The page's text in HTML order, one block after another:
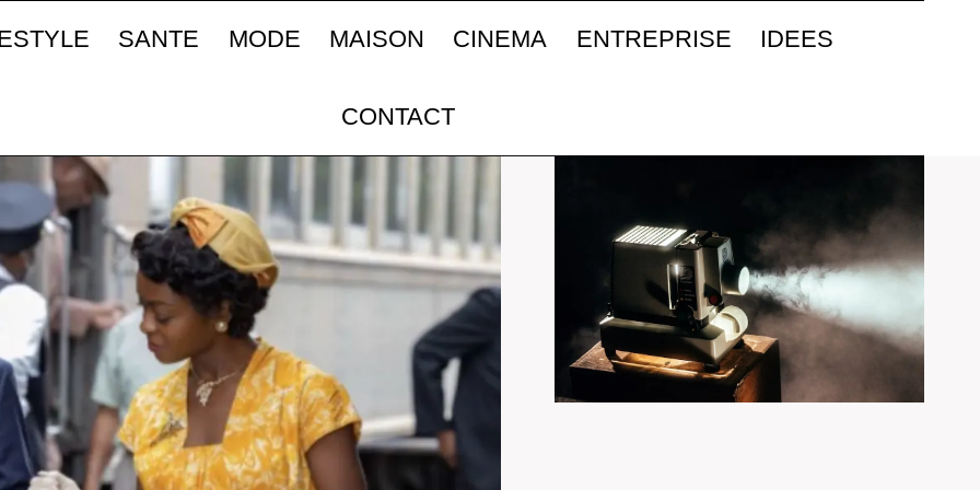
SANTE MODE MAISON CINEMA ENTREPRISE IDEES
CONTACT